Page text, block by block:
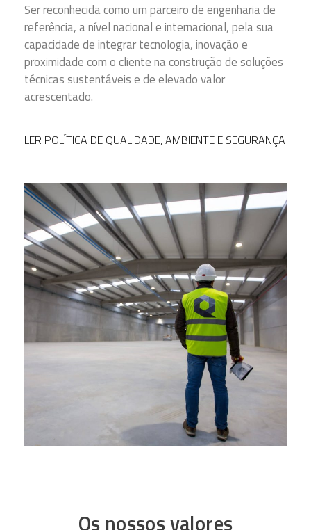
Ser reconhecida como um parceiro de engenharia de
referência, a nível nacional e internacional, pela sua
capacidade de integrar tecnologia, inovação e
proximidade com o cliente na construção de soluções
técnicas sustentáveis e de elevado valor
acrescentado.
LER POLÍTICA DE QUALIDADE, AMBIENTE E SEGURANÇA
Os nossos valores